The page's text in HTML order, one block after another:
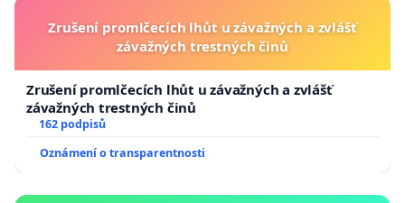
Zrušení promlčecích lhůt u závažných a zvlášť
závažných trestných činů
Zrušení promlčecích lhůt u závažných a zvlášť
závažných trestných činů
162 podpisů
Oznámení o transparentnosti